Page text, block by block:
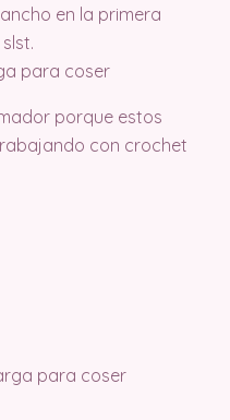
en la primera
para coser
porque estos
con crochet
para coser